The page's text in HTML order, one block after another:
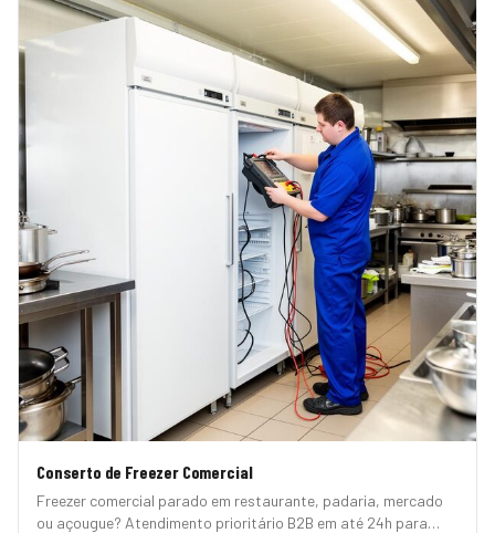
Conserto de Freezer Comercial
Freezer comercial parado em restaurante, padaria, mercado
ou açougue? Atendimento prioritário B2B em até 24h para